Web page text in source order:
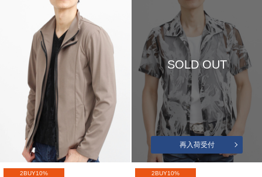
2BUY10%
SOLD OUT
再入荷受付
2BUY10%